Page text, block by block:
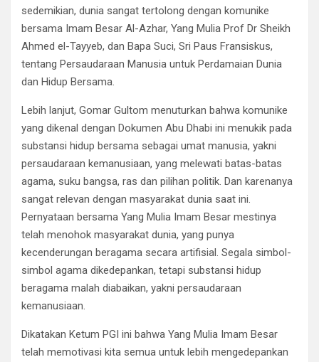
sedemikian, dunia sangat tertolong dengan komunike
bersama Imam Besar Al-Azhar, Yang Mulia Prof Dr Sheikh
Ahmed el-Tayyeb, dan Bapa Suci, Sri Paus Fransiskus,
tentang Persaudaraan Manusia untuk Perdamaian Dunia
dan Hidup Bersama.
Lebih lanjut, Gomar Gultom menuturkan bahwa komunike
yang dikenal dengan Dokumen Abu Dhabi ini menukik pada
substansi hidup bersama sebagai umat manusia, yakni
persaudaraan kemanusiaan, yang melewati batas-batas
agama, suku bangsa, ras dan pilihan politik. Dan karenanya
sangat relevan dengan masyarakat dunia saat ini.
Pernyataan bersama Yang Mulia Imam Besar mestinya
telah menohok masyarakat dunia, yang punya
kecenderungan beragama secara artifisial. Segala simbol-
simbol agama dikedepankan, tetapi substansi hidup
beragama malah diabaikan, yakni persaudaraan
kemanusiaan.
Dikatakan Ketum PGI ini bahwa Yang Mulia Imam Besar
telah memotivasi kita semua untuk lebih mengedepankan